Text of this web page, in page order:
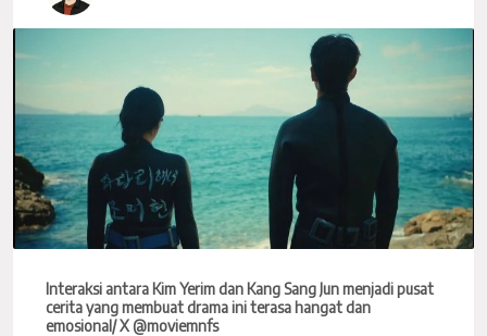
Interaksi antara Kim Yerim dan Kang Sang Jun menjadi pusat
cerita yang membuat drama ini terasa hangat dan
emosional/ X @moviemnfs